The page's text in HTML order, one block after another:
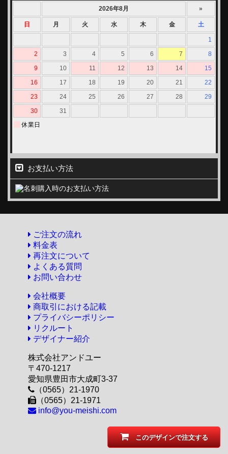
お支払い方法
ご注文の流れ
料金表
再注文について
よくある質問
お問い合わせ
会社概要
商取引における記載
プライバシーポリシー
リクルート
デザイナー紹介
株式会社アンドユー
〒470-1217
愛知県豊田市大成町3-37
（0565）21-1970
（0565）21-1971
info@you-meishi.com
このデザインで注文する